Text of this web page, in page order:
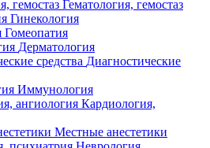
Гематология, гемостаз
Гинекология
Гомеопатия
Дерматология
Диагностические
Иммунология
Кардиология,
Местные анестетики